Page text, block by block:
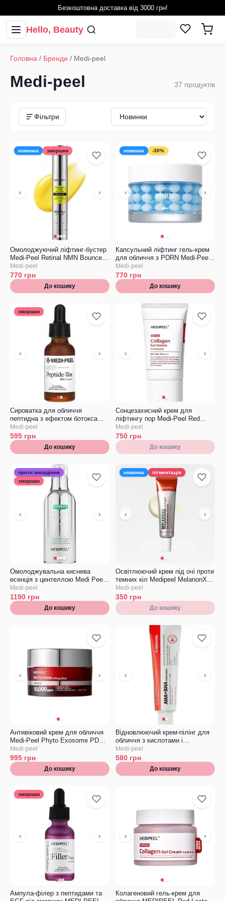
Безкоштовна доставка від 3000 грн!
Hello, Beauty
Головна / Бренди / Medi-peel
Medi-peel 37 продуктів
Фільтри
новинка зморшки
‹ ›
Омолоджуючий ліфтинг-бустер
Medi-Peel Retinal NMN Bounce
Shot Booster
Medi-peel
770 грн
До кошику
новинка -30%
‹ ›
Капсульний ліфтинг гель-крем
для обличчя з PDRN Medi-Peel
Mooltox Pdrn Hyal Drop Gel
Cream
Medi-peel
770 грн
До кошику
зморшки
‹ ›
Сироватка для обличчя
пептидна з ефектом ботокса
Medi-Peel Peptide-Tox Bor
Ampoule
Medi-peel
595 грн
До кошику
‹ ›
Сонцезахисний крем для
ліфтингу пор Medi-Peel Red
Lacto Collagen Pore Lifting Sun
Cream SPF50+/PA++++
Medi-peel
750 грн
До кошику
проти випадіння
зморшки
‹ ›
Омолоджувальна киснева
есенція з центеллою Medi Peel
Peptide 9 Volume White Cica
Volume White Cica Essence Pro
Medi-peel
1190 грн
До кошику
новинка пігментація
‹ ›
Освітлюючий крем під очі проти
темних кіл Medipeel MelanonX
Dark Spot Eye Cream
Medi-peel
350 грн
До кошику
‹ ›
Антивіковий крем для обличчя
Medi-Peel Phyto Exosome PDRN
Lifting Shot Cream
Medi-peel
995 грн
До кошику
‹ ›
Відновлюючий крем-пілінг для
обличчя з кислотами і
пептидами Medi-Peel AHA BHA
28 Days Hyal Cream
Medi-peel
580 грн
До кошику
зморшки
‹ ›
Ампула-філер з пептидами та
‹ ›
Колагеновий гель-крем для